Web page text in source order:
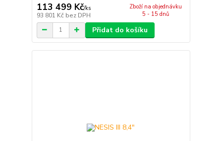
113 499 Kč/ks
93 801 Kč bez DPH
Zboží na objednávku
5 - 15 dnů
Přidat do košíku